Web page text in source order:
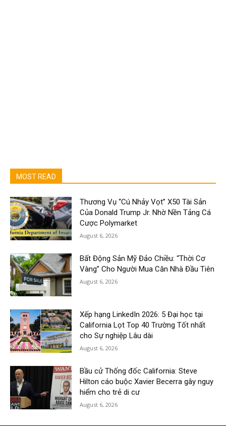
MOST READ
Thương Vụ “Cú Nhảy Vọt” X50 Tài Sản
Của Donald Trump Jr. Nhờ Nền Tảng Cá
Cược Polymarket
August 6, 2026
Bất Động Sản Mỹ Đảo Chiều: “Thời Cơ
Vàng” Cho Người Mua Căn Nhà Đầu Tiên
August 6, 2026
Xếp hạng LinkedIn 2026: 5 Đại học tại
California Lọt Top 40 Trường Tốt nhất
cho Sự nghiệp Lâu dài
August 6, 2026
Bầu cử Thống đốc California: Steve
Hilton cáo buộc Xavier Becerra gây nguy
hiểm cho trẻ di cư
August 6, 2026